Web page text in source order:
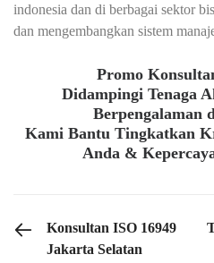
indonesia dan di berbagai sektor
dan mengembangkan sistem
Promo
Didampingi Tenaga
Berpengalaman
Kami Bantu Tingkatkan
Anda &
PREVIOUS POST
Konsultan ISO 16949
Jakarta Selatan